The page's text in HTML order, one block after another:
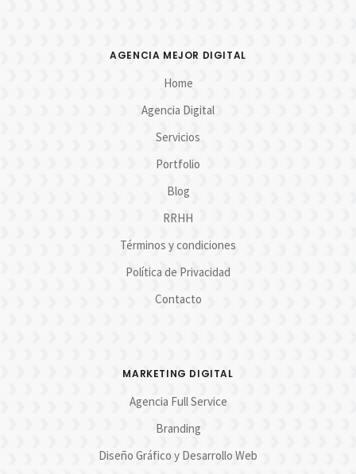
AGENCIA MEJOR DIGITAL
Home
Agencia Digital
Servicios
Portfolio
Blog
RRHH
Términos y condiciones
Política de Privacidad
Contacto
MARKETING DIGITAL
Agencia Full Service
Branding
Diseño Gráfico y Desarrollo Web